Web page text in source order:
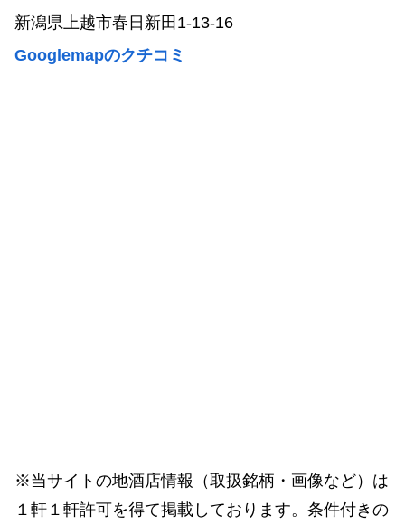
新潟県上越市春日新田1-13-16
Googlemapのクチコミ
※当サイトの地酒店情報（取扱銘柄・画像など）は
１軒１軒許可を得て掲載しております。条件付きの